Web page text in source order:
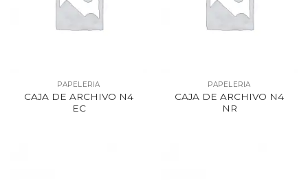
PAPELERIA
CAJA DE ARCHIVO N4
EC
PAPELERIA
CAJA DE ARCHIVO N4
NR